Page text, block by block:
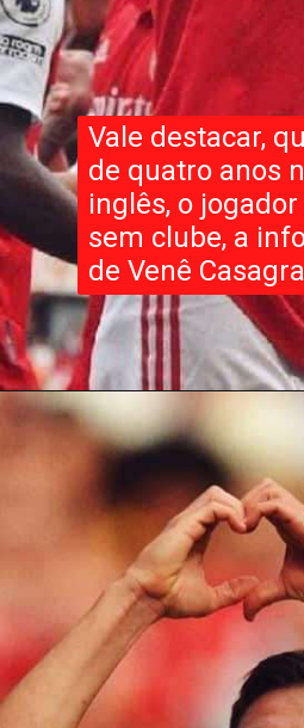
Vale destacar,
de quatro anos
inglês, o
sem clube, a
de Venê